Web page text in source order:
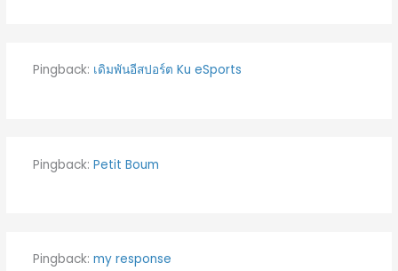
Pingback: เดิมพันอีสปอร์ต Ku eSports
Pingback: Petit Boum
Pingback: my response